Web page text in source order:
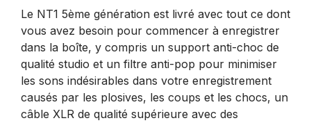
Le NT1 5ème génération est livré avec tout ce dont
vous avez besoin pour commencer à enregistrer
dans la boîte, y compris un support anti-choc de
qualité studio et un filtre anti-pop pour minimiser
les sons indésirables dans votre enregistrement
causés par les plosives, les coups et les chocs, un
câble XLR de qualité supérieure avec des